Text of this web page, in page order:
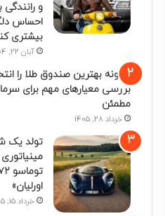
و
احساس
بیشتری
آبان 22, 1404
چگونه بهترین صندوق طلا را
بررسی معیارهای مهم برای
مطمئن
خرداد 28, 1405
تولد یک
اورلیان»
خرداد 15, 1405